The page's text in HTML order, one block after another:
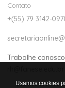
Usamos cookies
Contato
+(55) 79 3142-
Trabalhe